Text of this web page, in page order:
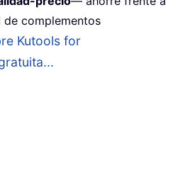
complementos
Kutools for